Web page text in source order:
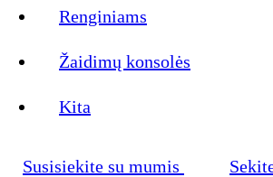
Renginiams
Žaidimų konsolės
Kita
Susisiekite su mumis